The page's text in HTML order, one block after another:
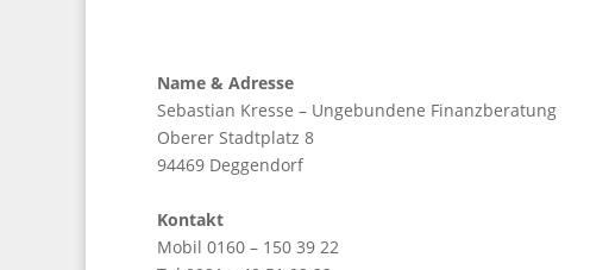
Name & Adresse
Sebastian Kresse – Ungebundene Finanzberatung
Oberer Stadtplatz 8
94469 Deggendorf
Kontakt
Mobil 0160 – 150 39 22